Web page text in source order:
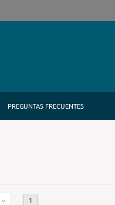
PREGUNTAS FRECUENTES
1